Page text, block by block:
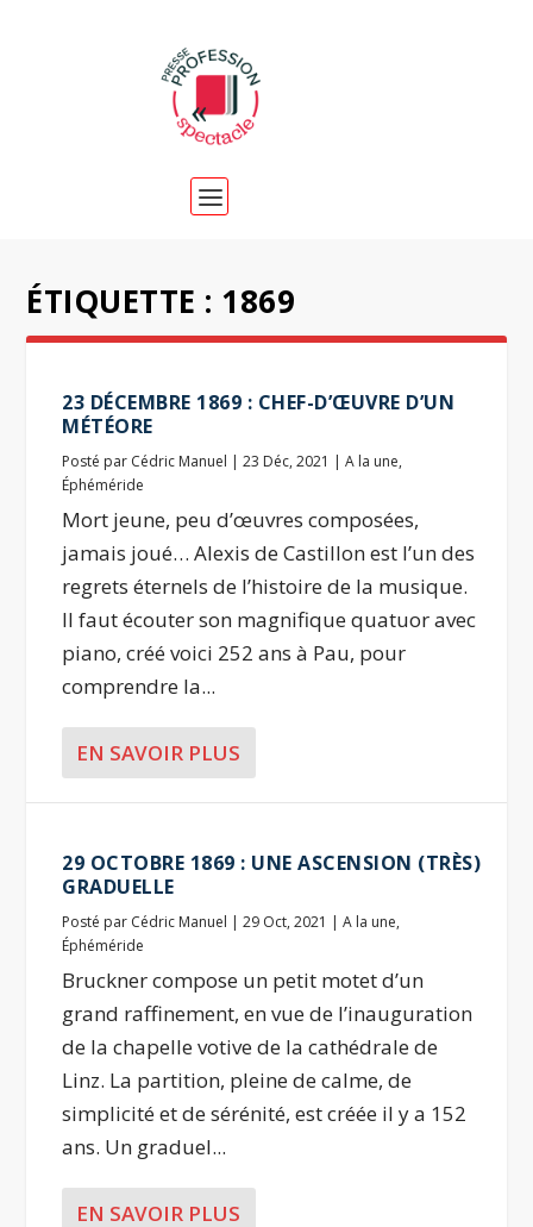
ÉTIQUETTE : 1869
23 DÉCEMBRE 1869 : CHEF-D’ŒUVRE D’UN
MÉTÉORE
Posté par Cédric Manuel |23 Déc, 2021 |A la une,
Éphéméride
Mort jeune, peu d’œuvres composées,
jamais joué… Alexis de Castillon est l’un des
regrets éternels de l’histoire de la musique.
Il faut écouter son magnifique quatuor avec
piano, créé voici 252 ans à Pau, pour
comprendre la...
EN SAVOIR PLUS
29 OCTOBRE 1869 : UNE ASCENSION (TRÈS)
GRADUELLE
Posté par Cédric Manuel |29 Oct, 2021 |A la une,
Éphéméride
Bruckner compose un petit motet d’un
grand raffinement, en vue de l’inauguration
de la chapelle votive de la cathédrale de
Linz. La partition, pleine de calme, de
simplicité et de sérénité, est créée il y a 152
ans. Un graduel...
EN SAVOIR PLUS